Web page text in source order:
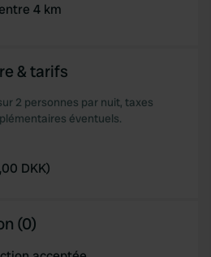
4 km
& tarifs
2 personnes par nuit, taxes
éventuels.
DKK)
(0)